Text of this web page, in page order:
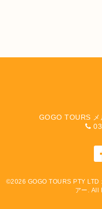
GOGO TOURS メ
©2026 GOGO TOURS PTY LTD
アー . All